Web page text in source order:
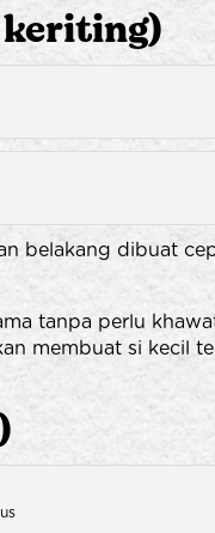
keriting)
belakang dibuat
tanpa perlu
membuat si kecil